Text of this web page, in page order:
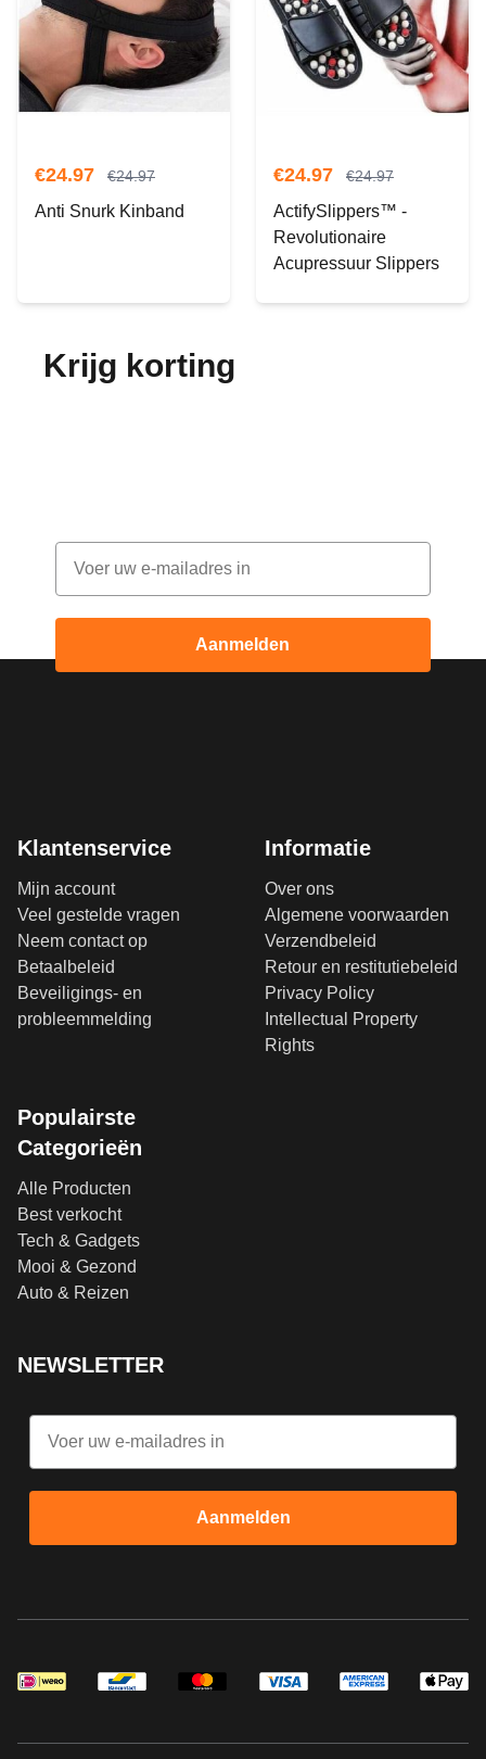
€24.97 €24.97
Anti Snurk Kinband
€24.97 €24.97
ActifySlippers™ -
Revolutionaire
Acupressuur Slippers
Krijg korting
Email
Aanmelden
Klantenservice
Mijn account
Veel gestelde vragen
Neem contact op
Betaalbeleid
Beveiligings- en
probleemmelding
Informatie
Over ons
Algemene voorwaarden
Verzendbeleid
Retour en restitutiebeleid
Privacy Policy
Intellectual Property
Rights
Populairste
Categorieën
Alle Producten
Best verkocht
Tech & Gadgets
Mooi & Gezond
Auto & Reizen
NEWSLETTER
Email
Aanmelden